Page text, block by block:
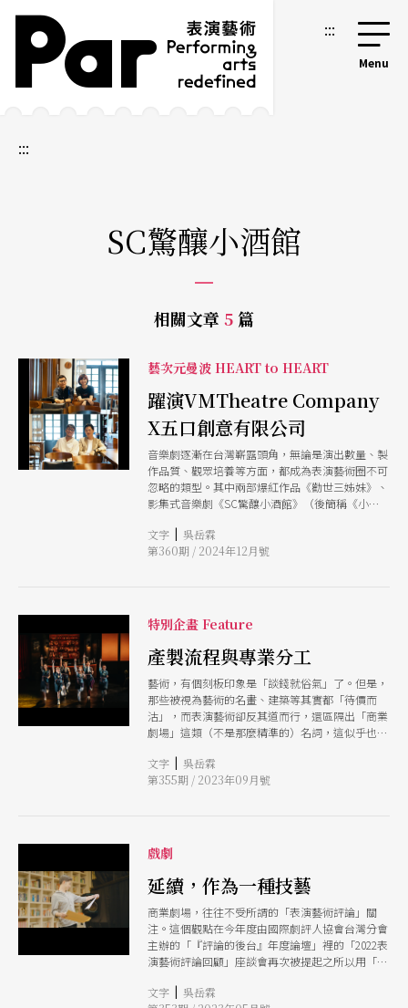
跳到主要內容區塊
網站導覽 :::
:::
SC驚釀小酒館
相關文章 5 篇
藝次元曼波 HEART to HEART
躍演VMTheatre Company
X五口創意有限公司
音樂劇逐漸在台灣嶄露頭角，無論是演出數量、製
作品質、觀眾培養等方面，都成為表演藝術圈不可
忽略的類型。其中兩部爆紅作品《勸世三姊妹》、
影集式音樂劇《SC驚釀小酒館》（後簡稱《小酒
都在開賣時迅速完售，並成功吸引大量新觀眾首度
踏入劇場。 兩部作品更體現了台灣劇場的不同製
作公司「五口創意有限公司」啟動，分別邀請導演
高天恆與創作、設計團隊合作，並有百萬訂閱
YouTuber「欸你這週要幹嘛」跨界演出，打造製
作、行銷為起點的創作模式。 劇團與製作公司如
何面對觀眾的需求？是否擁有截然不同的規劃方法
與思維？又如何在（我們所期待的）劇場產業與商
業模式裡頭，找尋藝術與票房間的平衡？因此，我
們邀請到躍演藝術總監曾慧誠、團長侯淙仁，與五
開一場不同切入角度的對話。
文字 | 吳岳霖
第360期 / 2024年12月號
特別企畫 Feature
產製流程與專業分工
藝術，有個刻板印象是「談錢就俗氣」了。但是，
那些被視為藝術的名畫、建築等其實都「待價而
沽」，而表演藝術卻反其道而行，還區隔出「商業
劇場」這類（不是那麼精準的）名詞，這似乎也與
「藝術=沒錢」的強連結。我們又都明白，如何擺
脫賴以為生的補助機制，始終是團隊營運的課題。
如何思考製作、行銷在藝術創作流程裡的位置？
從「線下」到「（不同的）線上」：媒體流變與世
代變遷 劇場行銷手法，首先面臨到的是媒體愈趨
快速的轉變。 故事工廠創辦人暨執行長林佳鋒回
看媒體變化，從1990年的傳統紙媒開始，認為在
2000年前在報紙藝文版面、廣播、電視的露出，都
能替票房挹注高強度的能量；而在網路逐漸興起
後，宣傳動能也開始從線下轉往線上，特別是在
代的消費人口。 另一方面，林佳鋒也透過劇團的
文字 | 吳岳霖
第355期 / 2023年09月號
戲劇
延續，作為一種技藝
商業劇場，往往不受所謂的「表演藝術評論」關
注。這個觀點在今年度由國際劇評人協會台灣分會
主辦的「『評論的後台』年度論壇」裡的「2022表
演藝術評論回顧」座談會再次被提起之所以用「再
起，作為長年累月以來表演藝術評論的現象。 這
文字 | 吳岳霖